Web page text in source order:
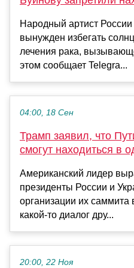
Народный артист
вынужден избегать
лечения рака,
этом сообщает Telegra...
04:00, 18 Сен
Трамп заявил, что
смогут находиться в
Американский лидер
президенты России и
организации их саммита
какой-то диалог дру...
20:00, 22 Ноя